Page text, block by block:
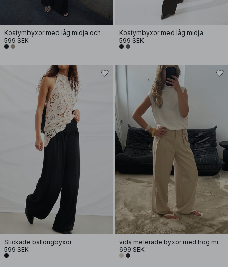
Kostymbyxor med låg midja och elastisk detalj
599 SEK
Kostymbyxor med låg midja
599 SEK
Stickade ballongbyxor
599 SEK
vida melerade byxor med hög midja
699 SEK